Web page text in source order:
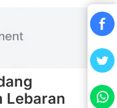
Lebaran